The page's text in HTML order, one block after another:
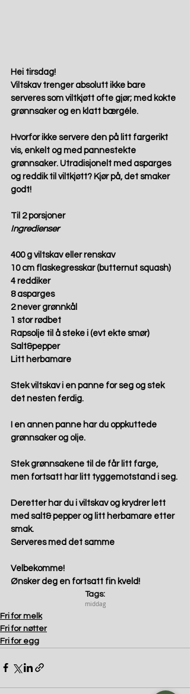
Hei tirsdag!
Viltskav trenger absolutt ikke bare
serveres som viltkjøtt ofte gjør; med kokte
grønnsaker og en klatt bærgéle.
Hvorfor ikke servere den på litt fargerikt
vis, enkelt og med pannestekte
grønnsaker. Utradisjonelt med asparges
og reddik til viltkjøtt? Kjør på, det smaker
godt!
Til 2 porsjoner
Ingredienser
400 g viltskav eller renskav
10 cm flaskegresskar (butternut squash)
4 reddiker
8 asparges
2 never grønnkål
1 stor rødbet
Rapsolje til å steke i (evt ekte smør)
Salt&pepper
Litt herbamare
Stek viltskav i en panne for seg og stek
det nesten ferdig.
I en annen panne har du oppkuttede
grønnsaker og olje.
Stek grønnsakene til de får litt farge,
men fortsatt har litt tyggemotstand i seg.
Deretter har du i viltskav og krydrer lett
med salt& pepper og litt herbamare etter
smak.
Serveres med det samme
Velbekomme!
Ønsker deg en fortsatt fin kveld!
Tags:
middag
Fri for melk
Fri for nøtter
Fri for egg